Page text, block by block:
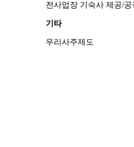
전사업장 기숙사 제공/
기타
우리사주제도